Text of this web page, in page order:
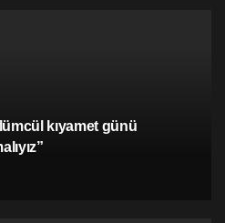
kıyamet günü